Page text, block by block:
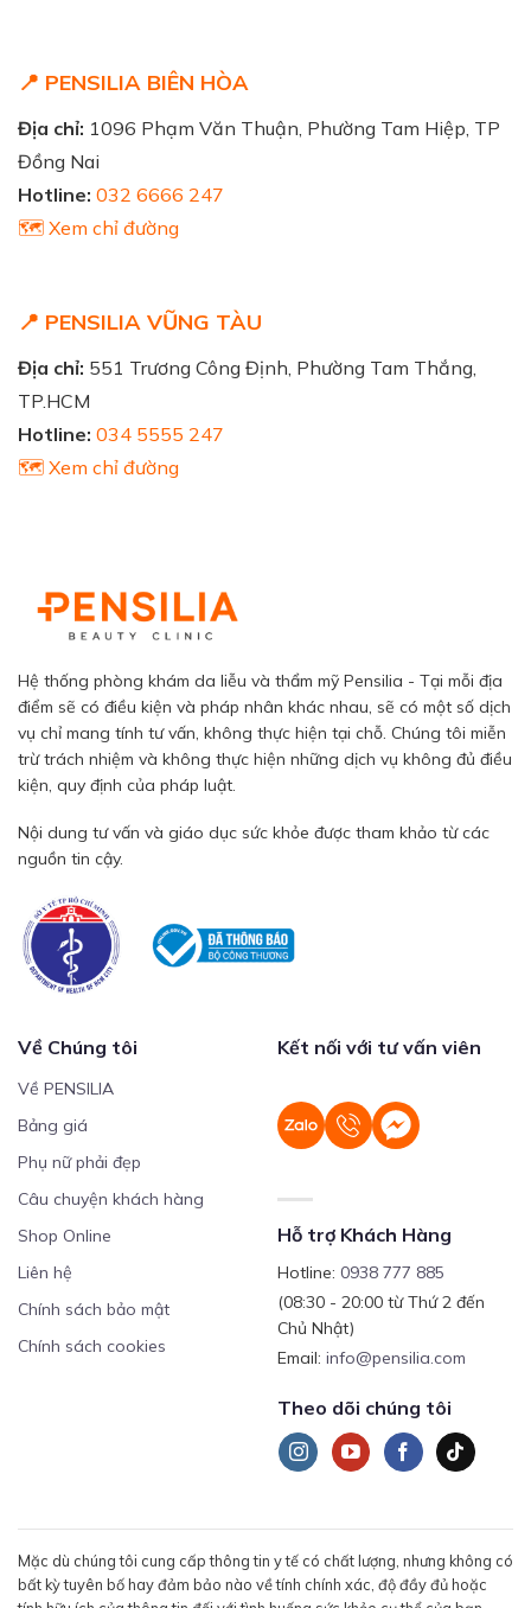
📍 PENSILIA BIÊN HÒA
Địa chỉ: 1096 Phạm Văn Thuận, Phường Tam Hiệp, TP
Đồng Nai
Hotline: 032 6666 247
🗺️ Xem chỉ đường
📍 PENSILIA VŨNG TÀU
Địa chỉ: 551 Trương Công Định, Phường Tam Thắng,
TP.HCM
Hotline: 034 5555 247
🗺️ Xem chỉ đường
Hệ thống phòng khám da liễu và thẩm mỹ Pensilia - Tại mỗi địa
điểm sẽ có điều kiện và pháp nhân khác nhau, sẽ có một số dịch
vụ chỉ mang tính tư vấn, không thực hiện tại chỗ. Chúng tôi miễn
trừ trách nhiệm và không thực hiện những dịch vụ không đủ điều
kiện, quy định của pháp luật.
Nội dung tư vấn và giáo dục sức khỏe được tham khảo từ các
nguồn tin cậy.
Về Chúng tôi
Về PENSILIA
Bảng giá
Phụ nữ phải đẹp
Câu chuyện khách hàng
Shop Online
Liên hệ
Chính sách bảo mật
Chính sách cookies
Kết nối với tư vấn viên
Hỗ trợ Khách Hàng
Hotline: 0938 777 885
(08:30 - 20:00 từ Thứ 2 đến
Chủ Nhật)
Email: info@pensilia.com
Theo dõi chúng tôi
Mặc dù chúng tôi cung cấp thông tin y tế có chất lượng, nhưng không có
bất kỳ tuyên bố hay đảm bảo nào về tính chính xác, độ đầy đủ hoặc